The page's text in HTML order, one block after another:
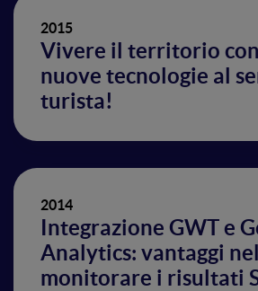
2015
Vivere il territorio
nuove tecnologie al
turista!
2014
Integrazione GWT e
Analytics: vantaggi nel
monitorare i risultati